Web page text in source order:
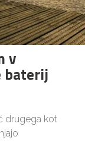
v
baterij
drugega kot